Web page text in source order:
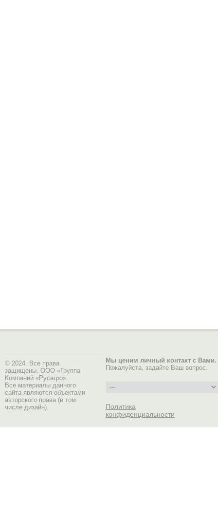
© 2024. Все права
защищены. ООО «Группа
Компаний «Русагро».
Все материалы данного
сайта являются объектами
авторского права (в том
числе дизайн).
Мы ценим личный контакт с Вами.
Пожалуйста, задайте Ваш вопрос.
Политика
конфиденциальности